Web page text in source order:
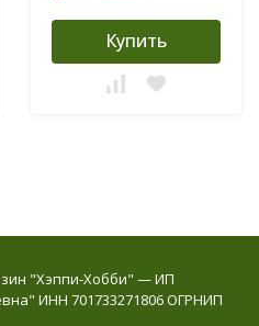
Купить
"Хэппи-Хобби" — ИП
ИНН 701733271806 ОГРНИП